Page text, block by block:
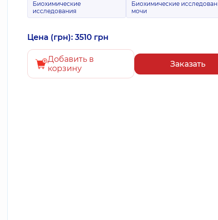
Биохимические
исследования
Биохимические
мочи
Цена (грн): 3510 грн
Добавить в
корзину
Заказать